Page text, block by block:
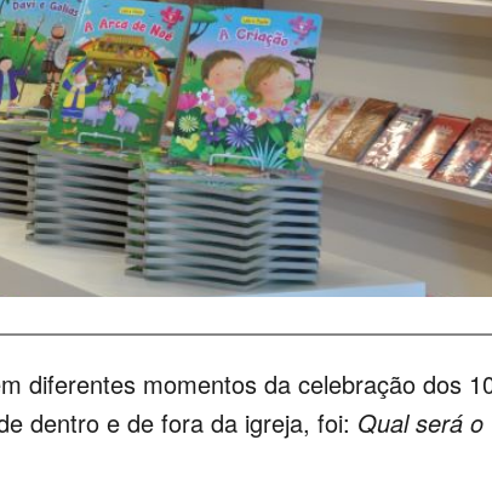
diferentes momentos da celebração dos
dentro e de fora da igreja, foi: Qual será o